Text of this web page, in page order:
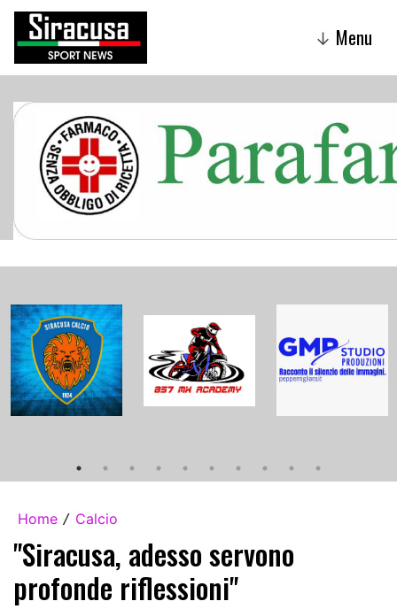
↓ Menu
Home / Calcio
"Siracusa, adesso servono
profonde riflessioni"